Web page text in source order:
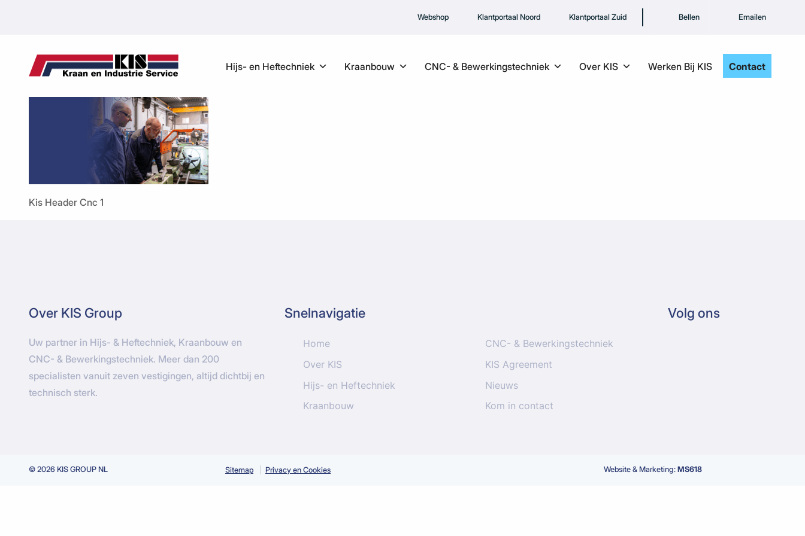
Webshop Klantportaal Noord Klantportaal Zuid Bellen Emailen
Hijs- en Heftechniek Kraanbouw CNC- & Bewerkingstechniek Over KIS Werken Bij KIS Contact
Kis Header Cnc 1
Over KIS Group
Uw partner in Hijs- & Heftechniek, Kraanbouw en
CNC- & Bewerkingstechniek. Meer dan 200
specialisten vanuit zeven vestigingen, altijd dichtbij en
technisch sterk.
Snelnavigatie
Home
Over KIS
Hijs- en Heftechniek
Kraanbouw
CNC- & Bewerkingstechniek
KIS Agreement
Nieuws
Kom in contact
Volg ons
© 2026 KIS GROUP NL Sitemap Privacy en Cookies Website & Marketing: MS618